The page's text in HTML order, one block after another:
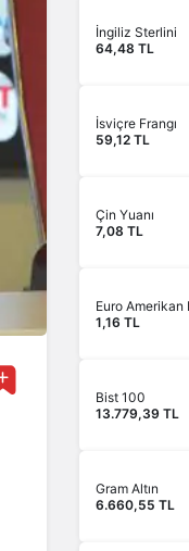
İngiliz Sterlini
64,48 TL
İsviçre Frangı
59,12 TL
Çin Yuanı
7,08 TL
Euro Amerikan
1,16 TL
Bist 100
13.779,39 TL
Gram Altın
6.660,55 TL